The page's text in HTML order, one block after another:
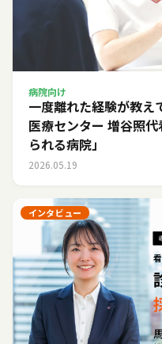
病院向け
一度離れた経験が教
医療センター 増谷照
られる病院」
2026.05.19
インタビュー